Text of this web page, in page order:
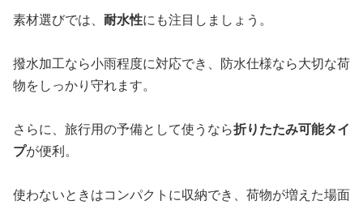
素材選びでは、 耐水性にも注目しましょう。
撥水加工なら小雨程度に対応でき、防水仕様なら大切な荷
物をしっかり守れます。
さらに、旅行用の予備として使うなら折りたたみ可能タイ
プが便利。
使わないときはコンパクトに収納でき、荷物が増えた場面